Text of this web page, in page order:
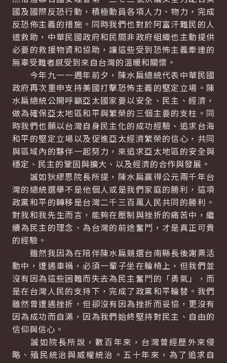
國及國際反恐行動，積極動員各項人力、物力，完成
反恐佈主義的措施。同時我們也對於阿富汗難民的人
道救助，中華民國政府和民間非政府組織也主動提供
必要的救援物資和協助，讓這些受到恐怖主義牽連的
無辜受難者感受到來自台灣的溫暖和關懷。
今年九一一週年前夕，陳水扁總統代表中華民國
政府再次重申支持美國打擊恐怖主義的堅定立場。陳
水扁總統公開呼籲亞太國家要以安全、民主、經濟，
做為確保亞太地區和平與繁榮的三個主要的支柱。同
時我們也願以台灣自身民主化的成功經驗、追求台海
和平的堅定立場以及促進亞太經濟繁榮的信心，共同
與區域內的夥伴一起努力，來追求亞太地區的安全與
穩定、民主的鞏固與擴大、以及經濟的合作與發展。
誠如狄繆思院長所提，陳水扁贏得公元兩千年台
灣的總統選舉不是他個人或是我們家庭的勝利，這項
政黨和平的轉移是台灣二千三百萬人民共同的勝利。
對我和我先生而言，能夠在壓制與挫折的痛苦中，繼
續為民主的理念、為台灣的前途奮鬥，才是真正可貴
的經驗。
雖然我因為在陪伴陳水扁競選台南縣長後謝票活
動中，遭遇車禍，必須一輩子坐在輪椅上，但我們並
沒有因為這些困難而失去為民主奮鬥的「勇氣」，而
是在台灣人民的支持下，完成了政黨和平輪替。我們
雖然曾遭遇挫折，但卻沒有因為挫折而妥協，更沒有
因為成功而自滿，因為我們始終堅持對民主、自由的
信仰與信心。
誠如院長所說，數百年來，台灣曾經歷外來侵
略、殖民統治與威權統治。五十年來，為了追求自